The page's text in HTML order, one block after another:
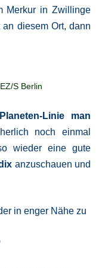
Merkur in Zwillinge
diesem Ort, dann
S Berlin
Linie man
noch einmal
wieder eine gute
anzuschauen und
in enger Nähe zu